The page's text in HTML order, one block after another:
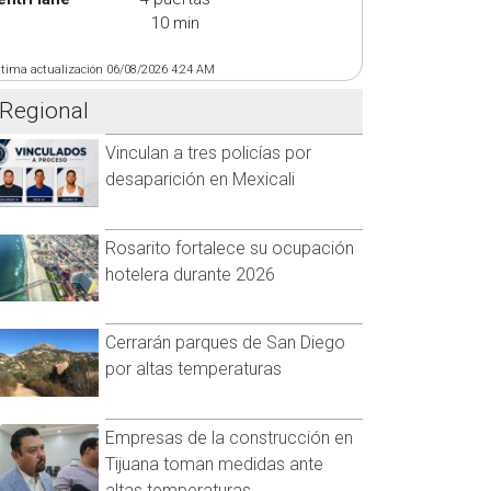
10 min
actualización 06/08/2026 4:24 AM
Regional
Vinculan a tres policías por
desaparición en Mexicali
Rosarito fortalece su ocupación
hotelera durante 2026
Cerrarán parques de San Diego
por altas temperaturas
Empresas de la construcción en
Tijuana toman medidas ante